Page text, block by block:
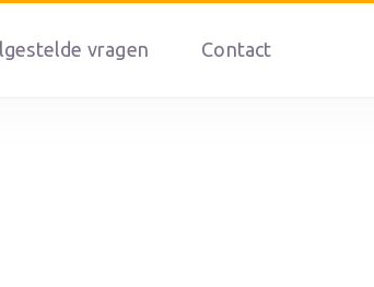
vragen Contact